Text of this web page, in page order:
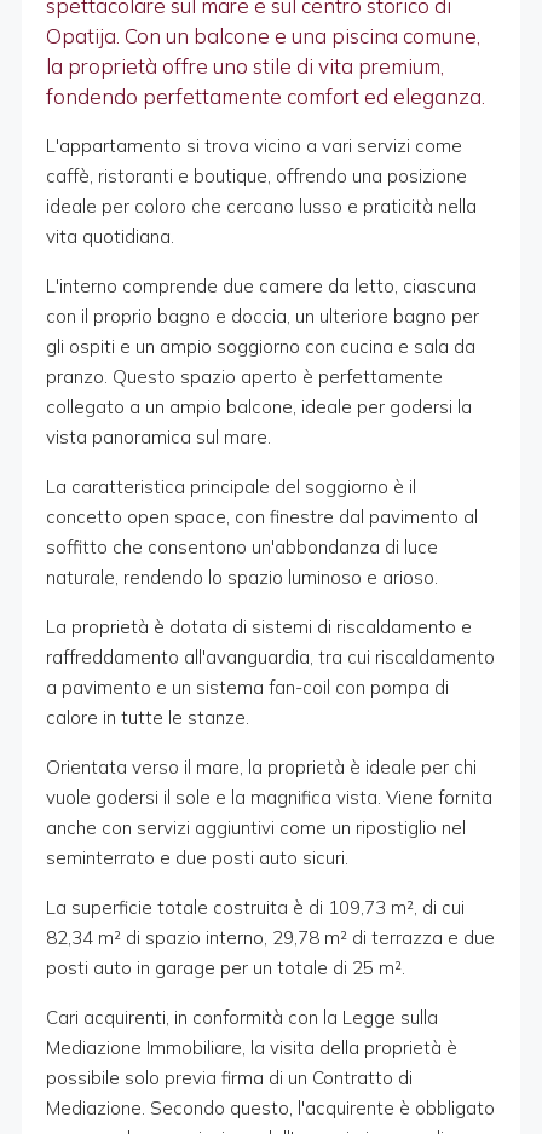
spettacolare sul mare e sul centro storico di
Opatija. Con un balcone e una piscina comune,
la proprietà offre uno stile di vita premium,
fondendo perfettamente comfort ed eleganza.
L'appartamento si trova vicino a vari servizi come
caffè, ristoranti e boutique, offrendo una posizione
ideale per coloro che cercano lusso e praticità nella
vita quotidiana.
L'interno comprende due camere da letto, ciascuna
con il proprio bagno e doccia, un ulteriore bagno per
gli ospiti e un ampio soggiorno con cucina e sala da
pranzo. Questo spazio aperto è perfettamente
collegato a un ampio balcone, ideale per godersi la
vista panoramica sul mare.
La caratteristica principale del soggiorno è il
concetto open space, con finestre dal pavimento al
soffitto che consentono un'abbondanza di luce
naturale, rendendo lo spazio luminoso e arioso.
La proprietà è dotata di sistemi di riscaldamento e
raffreddamento all'avanguardia, tra cui riscaldamento
a pavimento e un sistema fan-coil con pompa di
calore in tutte le stanze.
Orientata verso il mare, la proprietà è ideale per chi
vuole godersi il sole e la magnifica vista. Viene fornita
anche con servizi aggiuntivi come un ripostiglio nel
seminterrato e due posti auto sicuri.
La superficie totale costruita è di 109,73 m², di cui
82,34 m² di spazio interno, 29,78 m² di terrazza e due
posti auto in garage per un totale di 25 m².
Cari acquirenti, in conformità con la Legge sulla
Mediazione Immobiliare, la visita della proprietà è
possibile solo previa firma di un Contratto di
Mediazione. Secondo questo, l'acquirente è obbligato